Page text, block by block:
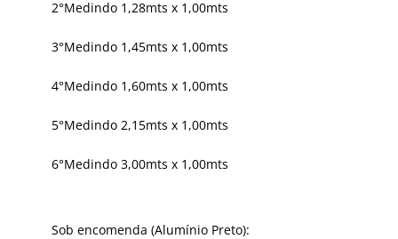
2°Medindo 1,28mts x 1,00mts
3°Medindo 1,45mts x 1,00mts
4°Medindo 1,60mts x 1,00mts
5°Medindo 2,15mts x 1,00mts
6°Medindo 3,00mts x 1,00mts
Sob encomenda (Alumínio Preto):